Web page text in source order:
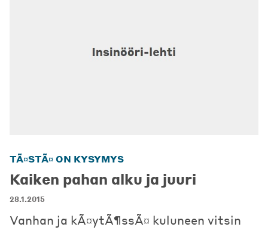
TÃ¤STÃ¤ ON KYSYMYS
Kaiken pahan alku ja juuri
28.1.2015
Vanhan ja kÃ¤ytÃ¶ssÃ¤ kuluneen vitsin